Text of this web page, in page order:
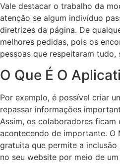
Vale destacar o trabalho da
atenção se algum indivíduo
diretrizes da página. De
melhores pedidas, pois os
pessoas que respeitaram tudo,
O Que É O
Por exemplo, é possível criar
repassar informações
Assim, os colaboradores
acontecendo de importante. O
gratuita que permite a
no seu website por meio de